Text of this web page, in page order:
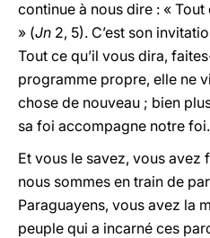
continue à nous dire : «
» (Jn 2, 5). C’est son
Tout ce qu’il vous dira,
programme propre, elle ne
chose de nouveau ; bien
sa foi accompagne notre foi.
Et vous le savez, vous avez
nous sommes en train de
Paraguayens, vous avez la
peuple qui a incarné ces